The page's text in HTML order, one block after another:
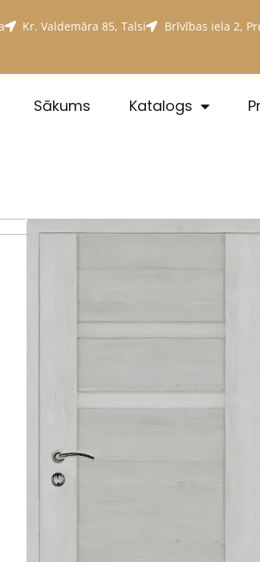
Kr. Valdemāra 85, Talsi Brīvības iela 2,
Sākums Katalogs